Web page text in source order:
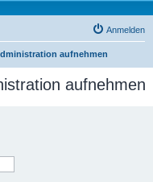
Anmelden
aufnehmen
aufnehmen